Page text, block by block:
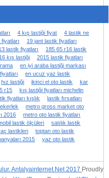
4 kış lastiği fiyat
4 lastik ne
19 jant lastik fiyatları
lastik fiyatları
185 65 r16 lastik
kış lastiği
2015 lastik fiyatları
en iyi araba lastiği markası
en ucuz yaz lastik
hız lastiği ikinci el oto lastik
kar
r15
kış lastiği fiyatları michelin
fiyatları kışlık
lastik fırsatları
metro gross market oto
2016
metro oto lastik fiyatları
lastik ölçüleri
satılık lastik
lastikleri
toptan oto lastik
2015
yaz oto lastik
Antalyainternet.Net 2017 Proudly